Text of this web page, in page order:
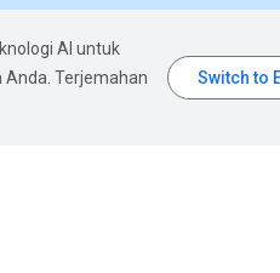
AI untuk
Terjemahan